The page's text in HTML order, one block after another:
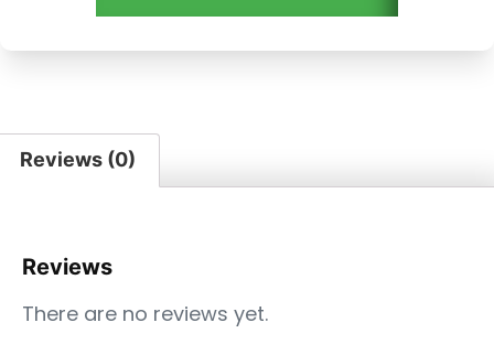
Reviews (0)
Reviews
There are no reviews yet.